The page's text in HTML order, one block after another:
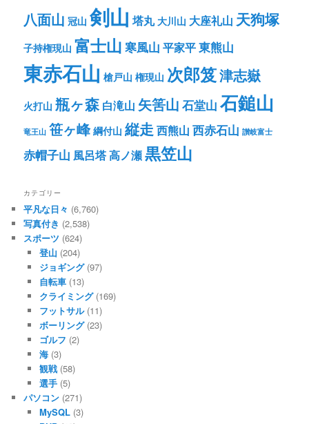
八面山 冠山 剣山 塔丸 大川山 大座礼山 天狗塚
子持権現山 富士山 寒風山 平家平東熊山
東赤石山 槍戸山 権現山 次郎笈津志嶽
火打山 瓶ヶ森 白滝山 矢筈山 石堂山 石鎚山
竜王山 笹ヶ峰 綱付山 縦走 西熊山 西赤石山 讃岐富士
赤帽子山 風呂塔高ノ瀬黒笠山
カテゴリー
平凡な日々 (6,760)
写真付き (2,538)
スポーツ (624)
登山 (204)
ジョギング(97)
自転車(13)
クライミング(169)
フットサル(11)
ボーリング(23)
ゴルフ (2)
海(3)
観戦(58)
選手(5)
パソコン (271)
MySQL(3)